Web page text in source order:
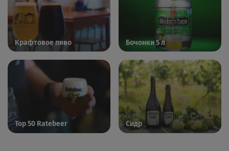
Крафтовое пиво Бочонки 5 л
Top 50 Ratebeer Сидр